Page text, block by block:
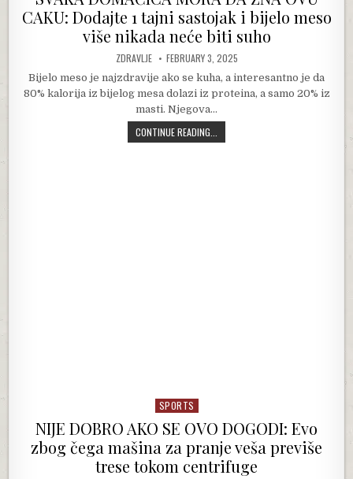
CAKU: Dodajte 1 tajni sastojak i bijelo meso
više nikada neće biti suho
AUTHOR:
ZDRAVLJE PUBLISHED DATE:
FEBRUARY 3, 2025
Bijelo meso je najzdravije ako se kuha, a interesantno je da
80% kalorija iz bijelog mesa dolazi iz proteina, a samo 20% iz
masti. Njegova…
CONTINUE READING...
Posted in
SPORTS
NIJE DOBRO AKO SE OVO DOGODI: Evo
zbog čega mašina za pranje veša previše
trese tokom centrifuge